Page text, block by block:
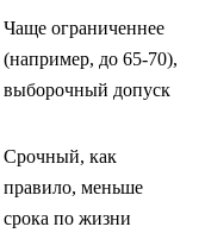
Чаще ограниченнее
(например, до 65-70),
выборочный допуск
Срочный, как
правило, меньше
срока по жизни